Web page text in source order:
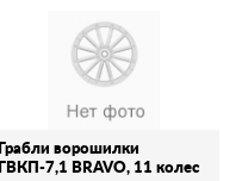
Грабли ворошилки
ГВКП-7,1 BRAVO, 11 колес